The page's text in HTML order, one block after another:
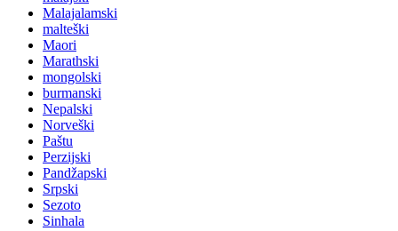
Malajalamski
malteški
Maori
Marathski
mongolski
burmanski
Nepalski
Norveški
Paštu
Perzijski
Pandžapski
Srpski
Sezoto
Sinhala